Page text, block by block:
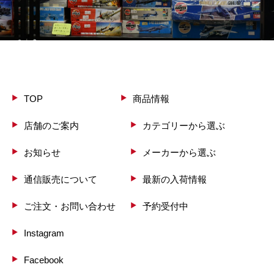
TOP
店舗のご案内
お知らせ
通信販売について
ご注文・お問い合わせ
Instagram
Facebook
商品情報
カテゴリーから選ぶ
メーカーから選ぶ
最新の入荷情報
予約受付中